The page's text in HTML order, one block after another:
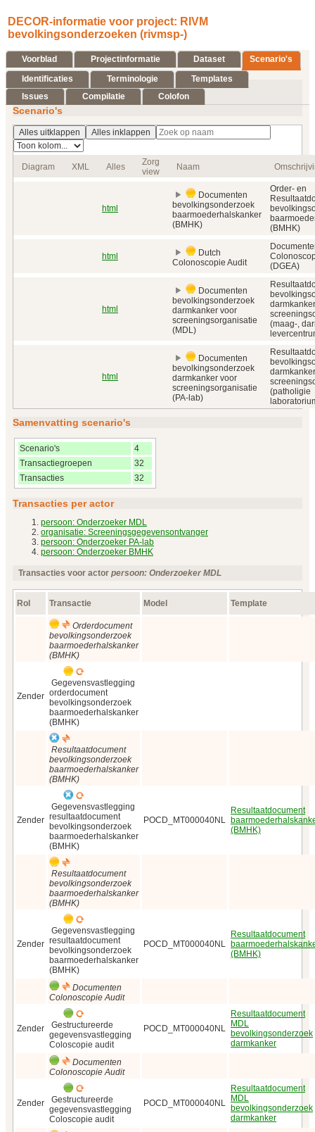
DECOR-informatie voor project: RIVM
bevolkingsonderzoeken (rivmsp-)
Voorblad Projectinformatie Dataset Scenario's
Identificaties Terminologie
Templates
Issues
Compilatie Colofon
Scenario's
Alles uitklappen Alles inklappen
Diagram XML Alles
Zorg
view
Naam
html
Documenten
bevolkingsonderzoek
baarmoederhalskanker
(BMHK)
Order- en
(BMHK)
html
Dutch
Colonoscopie Audit
(DGEA)
html
Documenten
bevolkingsonderzoek
darmkanker voor
screeningsorganisatie
(MDL)
(maag-,
html
Documenten
bevolkingsonderzoek
darmkanker voor
screeningsorganisatie
(PA-lab)
(patholigie
Samenvatting scenario's
Scenario's
4
Transactiegroepen
32
Transacties
32
Transacties per actor
persoon: Onderzoeker MDL
organisatie: Screeningsgegevensontvanger
persoon: Onderzoeker PA-lab
persoon: Onderzoeker BMHK
Transacties voor actor persoon: Onderzoeker MDL
Rol Transactie Model Template
Orderdocument
bevolkingsonderzoek
baarmoederhalskanker
(BMHK)
Zender
Gegevensvastlegging
orderdocument
bevolkingsonderzoek
baarmoederhalskanker
(BMHK)
Resultaatdocument
bevolkingsonderzoek
baarmoederhalskanker
(BMHK)
Zender
Gegevensvastlegging
resultaatdocument
bevolkingsonderzoek
baarmoederhalskanker
(BMHK)
POCD_MT000040NL
Resultaatdocument
(BMHK)
Resultaatdocument
bevolkingsonderzoek
baarmoederhalskanker
(BMHK)
Zender
Gegevensvastlegging
resultaatdocument
bevolkingsonderzoek
baarmoederhalskanker
(BMHK)
POCD_MT000040NL
Resultaatdocument
(BMHK)
Documenten
Colonoscopie Audit
Zender
Gestructureerde
gegevensvastlegging
Coloscopie audit
POCD_MT000040NL
Resultaatdocument
MDL
bevolkingsonderzoek
darmkanker
Documenten
Colonoscopie Audit
Zender
Gestructureerde
gegevensvastlegging
Coloscopie audit
POCD_MT000040NL
Resultaatdocument
MDL
bevolkingsonderzoek
darmkanker